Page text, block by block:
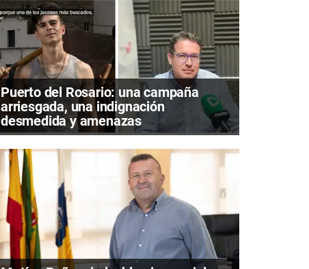
Puerto del Rosario: una campaña
arriesgada, una indignación
desmedida y amenazas